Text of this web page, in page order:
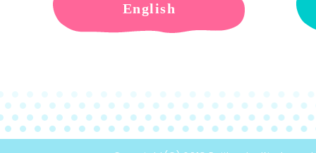
English